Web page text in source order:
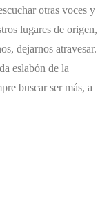
otras voces y
lugares de origen,
dejarnos atravesar.
eslabón de la
buscar ser más, a